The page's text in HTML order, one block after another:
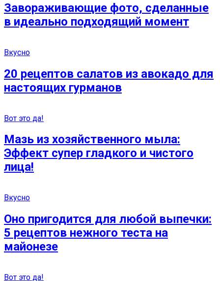
Завораживающие фото, сделанные
в идеально подходящий момент
Вкусно
20 рецептов салатов из авокадо для
настоящих гурманов
Вот это да!
Мазь из хозяйственного мыла:
Эффект супер гладкого и чистого
лица!
Вкусно
Оно пригодится для любой выпечки:
5 рецептов нежного теста на
майонезе
Вот это да!